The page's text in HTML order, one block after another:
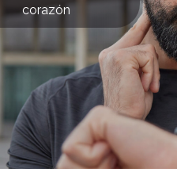
corazón